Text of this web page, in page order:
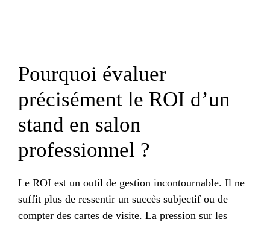
Pourquoi évaluer
précisément le ROI d’un
stand en salon
professionnel ?
Le ROI est un outil de gestion incontournable. Il ne
suffit plus de ressentir un succès subjectif ou de
compter des cartes de visite. La pression sur les